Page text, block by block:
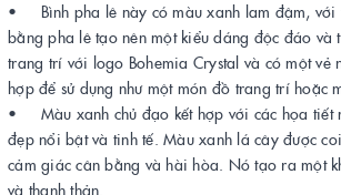
• Bình pha lê này có màu xanh lam đậm, với
bằng pha lê tạo nên một kiểu dáng độc đáo và
trang trí với logo Bohemia Crystal và có một vẻ
hợp để sử dụng như một món đồ trang trí hoặc
• Màu xanh chủ đạo kết hợp với các họa tiết
đẹp nổi bật và tinh tế. Màu xanh lá cây được
cảm giác cân bằng và hài hòa. Nó tạo ra một
và thanh thản.